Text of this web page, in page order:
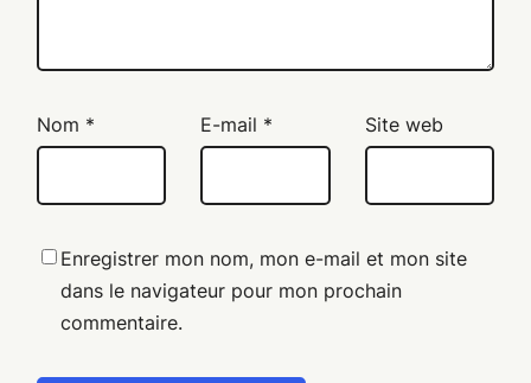
Nom * E-mail * Site web
Enregistrer mon nom, mon e-mail et mon site
dans le navigateur pour mon prochain
commentaire.